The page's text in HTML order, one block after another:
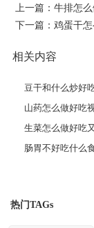
上一篇：牛排怎
下一篇：鸡蛋干
相关内容
豆干和什么炒好
山药怎么做好吃
生菜怎么做好吃
肠胃不好吃什么
热门TAGs